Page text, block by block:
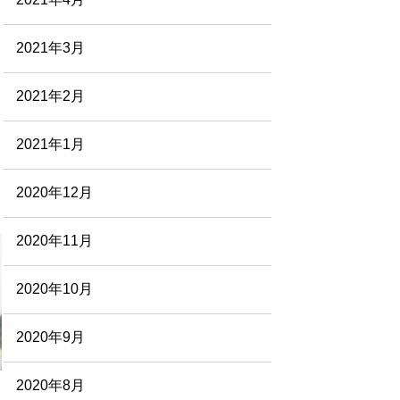
2021年3月
2021年2月
2021年1月
2020年12月
2020年11月
2020年10月
2020年9月
2020年8月